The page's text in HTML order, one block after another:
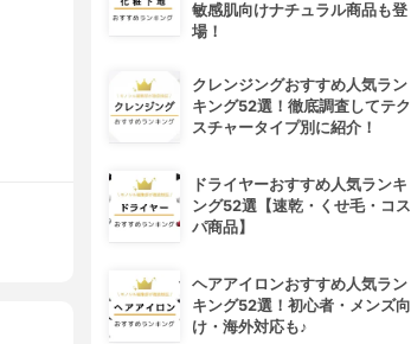
敏感肌向けナチュラル商品も登
場！
クレンジングおすすめ人気ラン
キング52選！徹底調査してテク
スチャータイプ別に紹介！
ドライヤーおすすめ人気ランキ
ング52選【速乾・くせ毛・コス
パ商品】
ヘアアイロンおすすめ人気ラン
キング52選！初心者・メンズ向
け・海外対応も♪